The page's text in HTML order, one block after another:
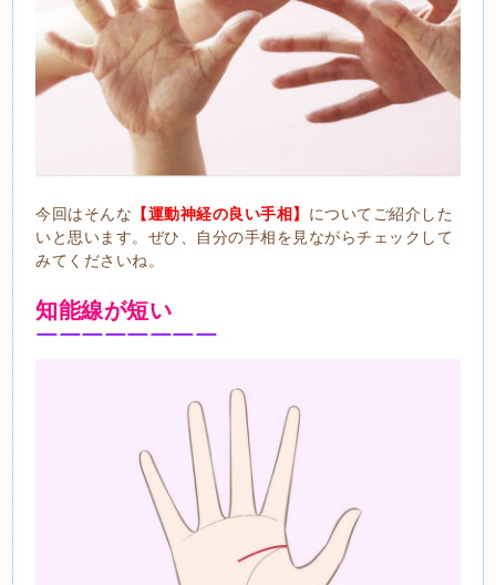
今回はそんな 【運動神経の良い手相】 についてご紹介した
いと思います。ぜひ、自分の手相を見ながらチェックして
みてくださいね。
知能線が短い
￣￣￣￣￣￣￣￣